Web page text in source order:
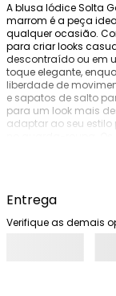
A blusa Iódice Solta
marrom é a peça
qualquer ocasião.
para criar looks
descontraído ou em
toque elegante,
liberdade de
e sapatos de salto
para um look mais
adaptar ao seu
charme extra. A
peças.
Entrega
Verifique as demais